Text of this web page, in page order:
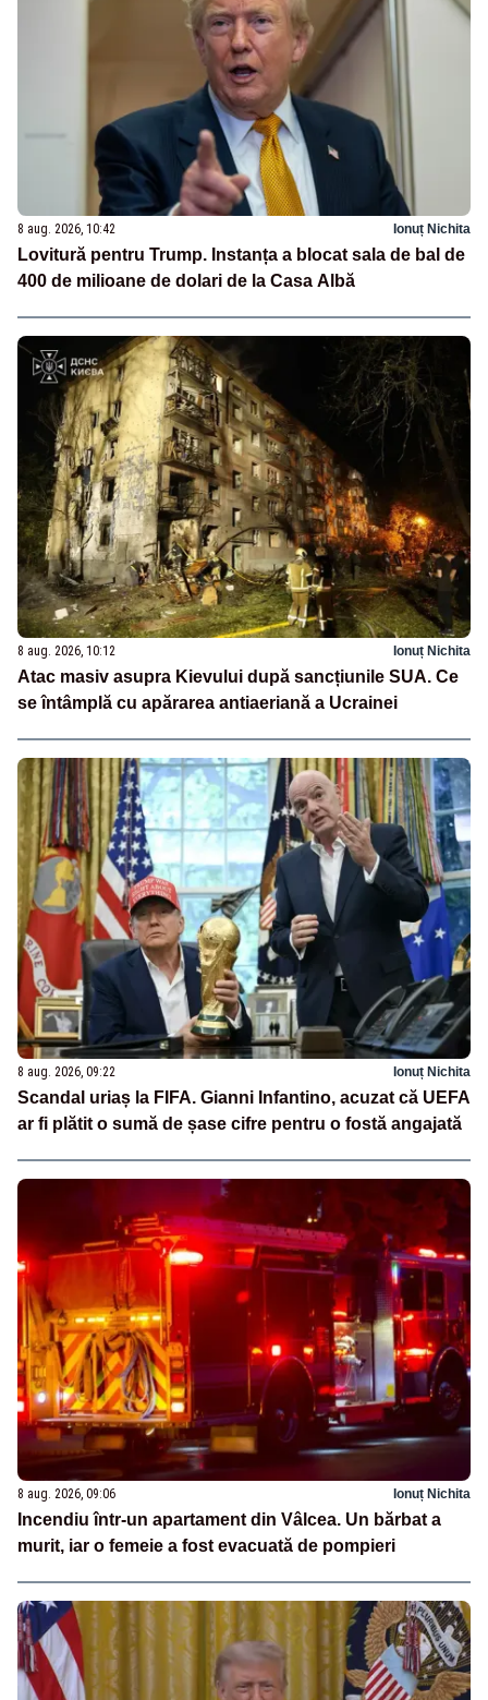
8 aug. 2026, 10:42 Ionuț Nichita
Lovitură pentru Trump. Instanța a blocat sala de bal de
400 de milioane de dolari de la Casa Albă
8 aug. 2026, 10:12 Ionuț Nichita
Atac masiv asupra Kievului după sancțiunile SUA. Ce
se întâmplă cu apărarea antiaeriană a Ucrainei
8 aug. 2026, 09:22 Ionuț Nichita
Scandal uriaș la FIFA. Gianni Infantino, acuzat că UEFA
ar fi plătit o sumă de șase cifre pentru o fostă angajată
8 aug. 2026, 09:06 Ionuț Nichita
Incendiu într-un apartament din Vâlcea. Un bărbat a
murit, iar o femeie a fost evacuată de pompieri